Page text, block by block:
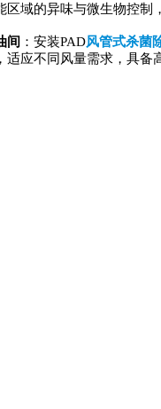
区域的异味与微生物控制
间 ：安装PAD风管式杀菌
适应不同风量需求，具备